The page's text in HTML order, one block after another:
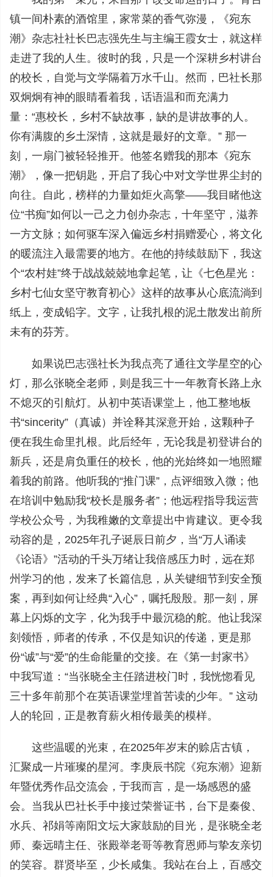
镇一间朴素的酒馆里，家常菜的香气弥漫，《宛东
潮》杂志社社长巴志强先生与主编王霞女士，就这样
走进了我的人生。彼时的我，只是一个深耕乡村讲台
的校长，自觉与文学隔着万水千山。然而，巴社长那
双炯炯有神的眼睛看着我，话语温和而充满力
量：“惠校长，乡村不缺故事，缺的是讲故事的人。
你有满腹的乡土深情，这就是最好的文章。” 那一
刻，一扇门被轻轻推开。他签名赠我的那本《宛东
潮》，像一把钥匙，开启了我心中对文学世界尘封的
向往。自此，榜样的力量如炬火高擎——我目睹他这
位“书痴”如何以一己之力创办杂志，十年坚守，滋养
一方文脉；如何驱车深入偏远乡村捐赠爱心，将文化
的暖流注入最需要的地方。在他的持续鼓励下，我这
个“农村娃”终于战战兢兢地拿起笔，让《七色星光：
乡村七仙女坚守教育初心》这样的故事从心底流淌到
纸上，变成铅字。文字，让我扎根的泥土散发出前所
未有的芬芳。
如果说巴志强社长为我点亮了通往文学星空的心
灯，那么张晓全老师，则是我三十一年教育长路上永
不熄灭的引航灯。从初中英语课堂上，他工整地板
书“sincerity”（真诚）并诠释其深意开始，这颗种子
便在我生命里扎根。此后经年，无论我是初登讲台的
新兵，还是肩负重任的校长，他的光始终如一地照耀
着我的前路。他听我的“推门课”，点评细致入微；他
在培训中勉励我“校长是服务者”；他远程指导我运营
学校公众号，为我稚嫩的文章提出中肯建议。更令我
动容的是，2025年孔子诞辰日前夕，当“万人诵读
《论语》”活动的千头万绪让我倍感压力时，远在郑
州学习的他，发来了长篇信息，从关键细节到安全预
案，再到如何让经典“入心”，嘱托殷殷。那一刻，屏
幕上闪烁的文字，化为我手中最沉稳的舵。他让我深
刻领悟，师者的传承，不仅是知识的传递，更是那
份“诚”与“爱”的生命能量的交接。在《第一封家书》
中我写道：“当张晓全主任踏进校门时，我恍惚看见
三十多年前那个在英语课堂埋首苦读的少年。” 这动
人的轮回，正是教育薪火相传最美的模样。
这些温暖的光束，在2025年岁末的赊店古镇，
汇聚成一片璀璨的星河。李庚辰书院《宛东潮》迎新
年暨优秀作品交流会，于我而言，是一场感恩的盛
会。当我从巴社长手中接过荣誉证书，台下是秦俊、
水兵、祁娟等南阳文坛大家鼓励的目光，是张晓全老
师、秦远晴主任、张殿举老哥等教育恩师与挚友亲切
的笑容。群贤毕至，少长咸集。我站在台上，百感交